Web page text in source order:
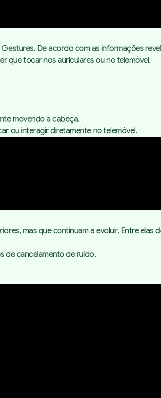
Gestures. De acordo com as informações
que tocar nos auriculares ou no telemóvel.
movendo a cabeça.
ou interagir diretamente no telemóvel.
mas que continuam a evoluir. Entre elas
de cancelamento de ruído.